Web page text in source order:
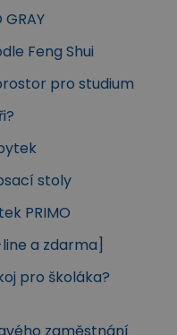
se tak bát o
proti dětské
změně nastavení od
Feng Shui
pro studium
stoly
PRIMO
a zdarma]
pro školáka?
zaměstnání